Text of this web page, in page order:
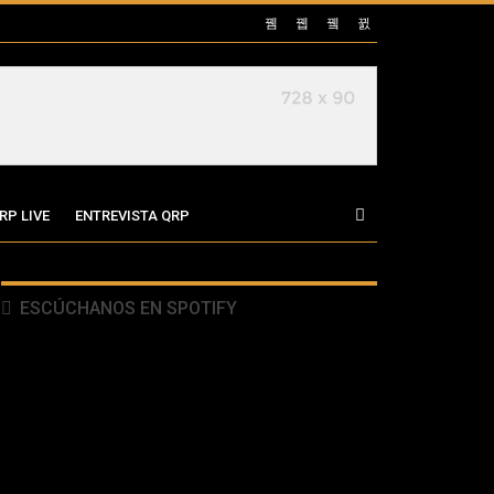
LIVE ENTREVISTA QRP
ESCÚCHANOS EN SPOTIFY